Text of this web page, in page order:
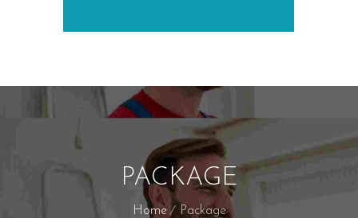
PACKAGE
Home Package